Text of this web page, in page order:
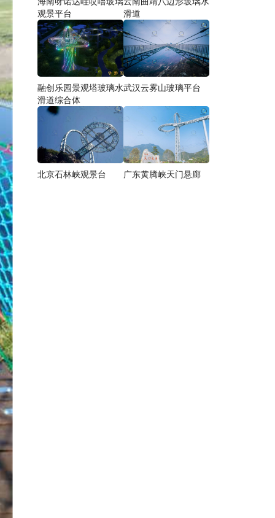
观景平台
滑道
融创乐园景观塔玻璃水
滑道综合体
武汉云雾山玻璃平台
北京石林峡观景台 广东黄腾峡天门悬廊